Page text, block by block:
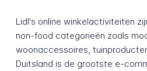
Lidl's online winkelactiviteiten
non-food categorieën zoals
woonaccessoires,
Duitsland is de grootste e-